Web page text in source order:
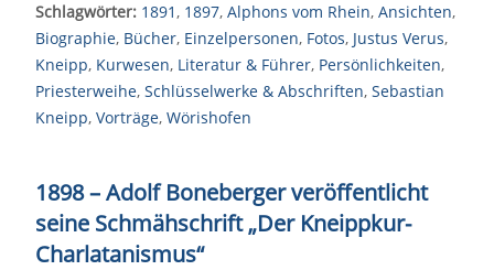
Schlagwörter: 1891, 1897, Alphons vom Rhein, Ansichten,
Biographie, Bücher, Einzelpersonen, Fotos, Justus Verus,
Kneipp, Kurwesen, Literatur & Führer, Persönlichkeiten,
Priesterweihe, Schlüsselwerke & Abschriften, Sebastian
Kneipp, Vorträge, Wörishofen
1898 – Adolf Boneberger veröffentlicht
seine Schmähschrift „Der Kneippkur-
Charlatanismus“